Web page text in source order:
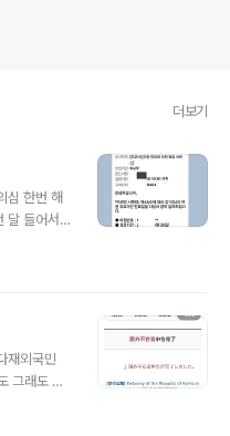
더보기
심 한번 해
달 들어서
관에서
수 없어서
화번호고
전화 올
다지난번
재외국민
그래도 소
다 한국을